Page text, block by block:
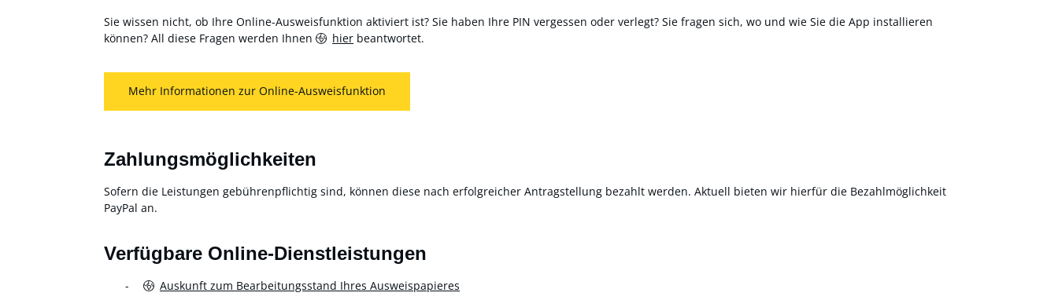
Sie wissen nicht, ob Ihre Online-Ausweisfunktion aktiviert ist? Sie haben Ihre PIN vergessen oder verlegt? Sie fragen sich, wo und wie Sie die App installieren
können? All diese Fragen werden Ihnen
hier beantwortet.
Mehr Informationen zur Online-Ausweisfunktion
Zahlungsmöglichkeiten
Sofern die Leistungen gebührenpflichtig sind, können diese nach erfolgreicher Antragstellung bezahlt werden. Aktuell bieten wir hierfür die Bezahlmöglichkeit
PayPal an.
Verfügbare Online-Dienstleistungen
Auskunft zum Bearbeitungsstand Ihres Ausweispapieres